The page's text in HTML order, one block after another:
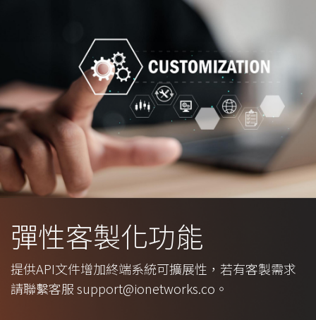
彈性客製化功能
提供API文件增加終端系統可擴展性，若有客製需求
請聯繫客服 support@ionetworks.co。